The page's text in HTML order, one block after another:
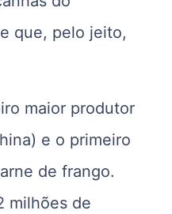
que, pelo jeito,
maior produtor
e o primeiro
de frango.
milhões de